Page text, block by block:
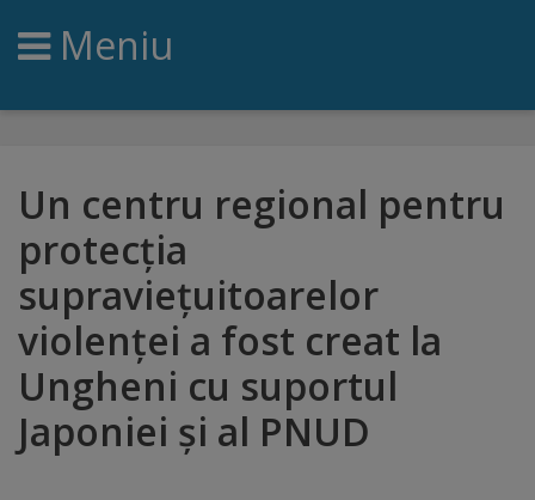
Simbolurile
brand
Orașe
înfrățite
Distincții
Cetățeni
Meniu
Un centru regional pentru
protecția
supraviețuitoarelor
violenței a fost creat la
Ungheni cu suportul
Japoniei și al PNUD